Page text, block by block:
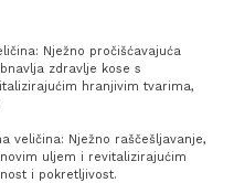
Nježno pročišćavajuća
zdravlje kose s
hranjivim tvarima,
veličina: Nježno raščešljavanje,
uljem i revitalizirajućim
i pokretljivost.